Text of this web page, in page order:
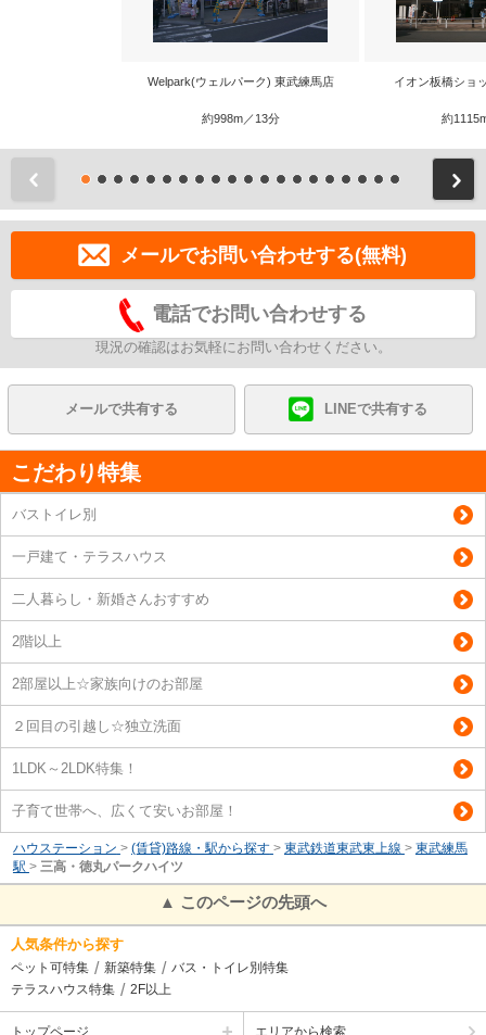
Welpark(ウェルパーク) 東武練馬店
約998m／13分
イオン板橋ショ
約
メールでお問い合わせする(無料)
電話でお問い合わせする
現況の確認はお気軽にお問い合わせください。
メールで共有する LINEで共有する
こだわり特集
バストイレ別
一戸建て・テラスハウス
二人暮らし・新婚さんおすすめ
2階以上
2部屋以上☆家族向けのお部屋
２回目の引越し☆独立洗面
1LDK～2LDK特集！
子育て世帯へ、広くて安いお部屋！
ハウステーション > (賃貸)路線・駅から探す > 東武鉄道東武東上線 > 東武練馬
駅 > 三高・徳丸パークハイツ
▲ このページの先頭へ
人気条件から探す
ペット可特集 新築特集
バス・トイレ別特集
テラスハウス特集
2F以上